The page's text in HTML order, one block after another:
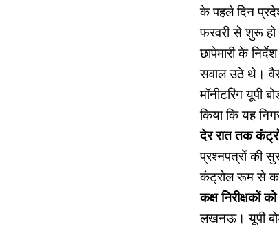
के पहले दिन
फरवरी से शुरू हो
छापेमारी के
सवाल उठे थे।
मॉनीटरिंग यूपी
किया कि यह
देर रात तक
प्रश्नपत्रों की
कंट्रोल रूम से कर
कक्ष निरीक्षकों
लखनऊ। यूपी